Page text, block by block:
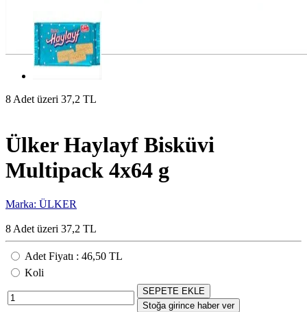
8 Adet üzeri 37,2 TL
Ülker Haylayf Bisküvi
Multipack 4x64 g
Marka: ÜLKER
8 Adet üzeri 37,2 TL
Adet Fiyatı : 46,50 TL
Koli
SEPETE EKLE
Stoğa girince haber ver